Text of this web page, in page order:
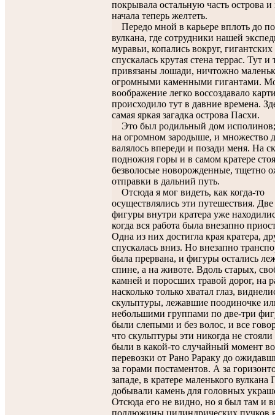
покрывала остальную часть острова и
начала теперь желтеть.
Передо мной в карьере вплоть до
вулкана, где сотрудники нашей
муравьи, копались вокруг,
спускалась крутая стена террас. Тут
привязаны лошади, ничтожно
огромными каменными гигантами.
воображение легко воссоздавало
происходило тут в давние времена.
самая яркая загадка острова Пасхи.
Это был родильный дом исполинов;
на огромном зародыше, и множество
валялось впереди и позади меня. На
подножия горы и в самом кратере
безволосые новорожденные, тщетно
отправки в дальний путь.
Отсюда я мог видеть, как когда-то
осуществлялись эти путешествия.
фигуры внутри кратера уже
когда вся работа была внезапно
Одна из них достигла края кратера,
спускалась вниз. Но внезапно
была прервана, и фигуры остались
спине, а на животе. Вдоль старых,
камней и поросших травой дорог, на
насколько только хватал глаз,
скульптуры, лежавшие поодиночке
небольшими группами по две-три
были слепыми и без волос, и все
что скульптуры эти никогда не
были в какой-то случайный момент
перевозки от Рано Рараку до
за горами постаментов. А за
западе, в кратере маленького вулкана
добывали камень для головных
Отсюда его не видно, но я был там и
полдюжины цилиндрических пучков